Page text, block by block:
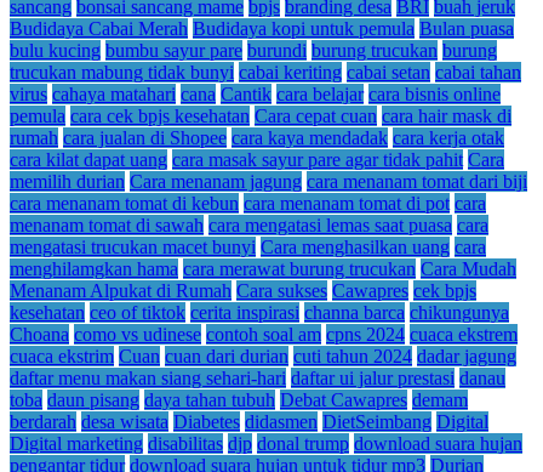
sancang bonsai sancang mame bpjs branding desa BRI buah jeruk
Budidaya Cabai Merah Budidaya kopi untuk pemula Bulan puasa
bulu kucing bumbu sayur pare burundi burung trucukan burung
trucukan mabung tidak bunyi cabai keriting cabai setan cabai tahan
virus cahaya matahari cana Cantik cara belajar cara bisnis online
pemula cara cek bpjs kesehatan Cara cepat cuan cara hair mask di
rumah cara jualan di Shopee cara kaya mendadak cara kerja otak
cara kilat dapat uang cara masak sayur pare agar tidak pahit Cara
memilih durian Cara menanam jagung cara menanam tomat dari biji
cara menanam tomat di kebun cara menanam tomat di pot cara
menanam tomat di sawah cara mengatasi lemas saat puasa cara
mengatasi trucukan macet bunyi Cara menghasilkan uang cara
menghilamgkan hama cara merawat burung trucukan Cara Mudah
Menanam Alpukat di Rumah Cara sukses Cawapres cek bpjs
kesehatan ceo of tiktok cerita inspirasi channa barca chikungunya
Choana como vs udinese contoh soal am cpns 2024 cuaca ekstrem
cuaca ekstrim Cuan cuan dari durian cuti tahun 2024 dadar jagung
daftar menu makan siang sehari-hari daftar ui jalur prestasi danau
toba daun pisang daya tahan tubuh Debat Cawapres demam
berdarah desa wisata Diabetes didasmen DietSeimbang Digital
Digital marketing disabilitas djp donal trump download suara hujan
pengantar tidur download suara hujan untuk tidur mp3 Durian